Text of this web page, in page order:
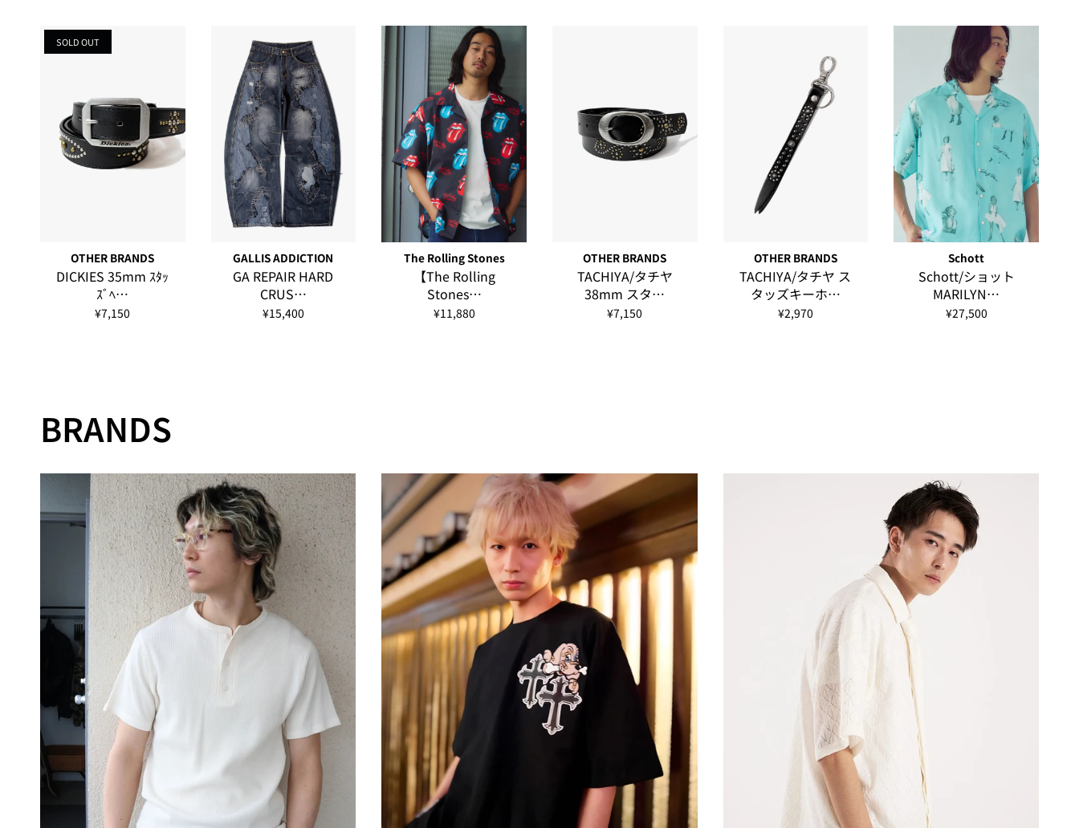
SOLD OUT
OTHER BRANDS
DICKIES 35mm ｽﾀｯ
ｽﾞﾍ…
¥7,150
GALLIS ADDICTION
GA REPAIR HARD
CRUS…
¥15,400
The Rolling Stones
【The Rolling
Stones…
¥11,880
OTHER BRANDS
TACHIYA/タチヤ
38mm スタ…
¥7,150
OTHER BRANDS
TACHIYA/タチヤ ス
タッズキーホ…
¥2,970
Schott
Schott/ショット
MARILYN…
¥27,500
BRANDS